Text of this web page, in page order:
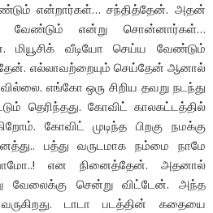
என்றார்கள்… சந்தித்தேன். அதன்
வேண்டும் என்று சொன்னார்கள்…
மியூசிக் வீடியோ செய்ய வேண்டும்
எல்லாவற்றையும் செய்தேன் ஆனால்
எங்கோ ஒரு சிறிய தவறு நடந்து
தெரிந்தது. கோவிட் காலகட்டத்தில்
கோவிட் முடிந்த பிறகு நமக்கு
பத்து வருடமாக நம்மை நாமே
என நினைத்தேன். அதனால்
வேலைக்கு சென்று விட்டேன். அந்த
டாடா படத்தின் கதையை